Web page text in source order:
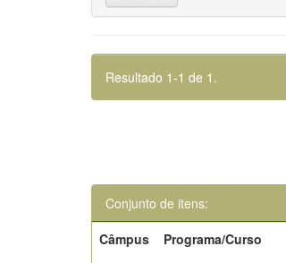
Resultado 1-1 de 1.
Conjunto de itens:
Câmpus
Programa/Curso